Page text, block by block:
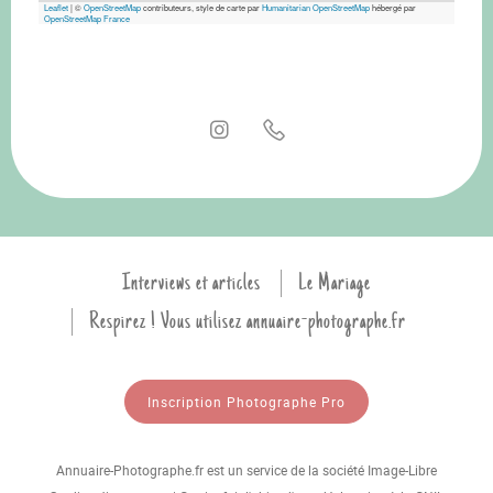
Leaflet|©OpenStreetMapcontributeurs, style de carte parHumanitarian OpenStreetMaphébergé par
OpenStreetMap France
Interviews et articles
Le Mariage
Respirez ! Vous utilisez annuaire-photographe.fr
Inscription Photographe Pro
Annuaire-Photographe.fr est un service de la société Image-Libre